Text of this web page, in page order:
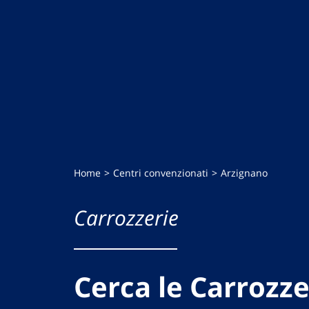
Home Centri convenzionati Arzignano
Carrozzerie
Cerca le